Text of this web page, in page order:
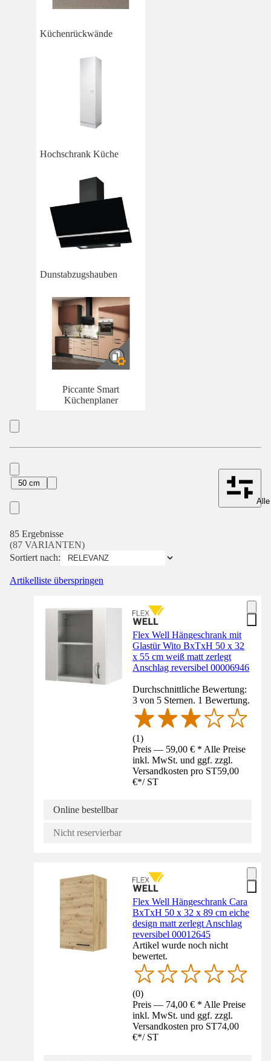
Küchenrückwände
Hochschrank Küche
Dunstabzugshauben
Piccante Smart
Küchenplaner
50 cm
85 Ergebnisse
(87 VARIANTEN)
Sortiert nach:
Artikelliste überspringen
Flex Well Hängeschrank mit
Glastür Wito BxTxH 50 x 32
x 55 cm weiß matt zerlegt
Anschlag reversibel 00006946
Durchschnittliche Bewertung:
3 von 5 Sternen. 1 Bewertung.
(1)
Preis — 59,00 € * Alle Preise
inkl. MwSt. und ggf. zzgl.
Versandkosten pro ST59,00
€*/ ST
Online bestellbar
Nicht reservierbar
Flex Well Hängeschrank Cara
BxTxH 50 x 32 x 89 cm eiche
design matt zerlegt Anschlag
reversibel 00012645
Artikel wurde noch nicht
bewertet.
(0)
Preis — 74,00 € * Alle Preise
inkl. MwSt. und ggf. zzgl.
Versandkosten pro ST74,00
€*/ ST